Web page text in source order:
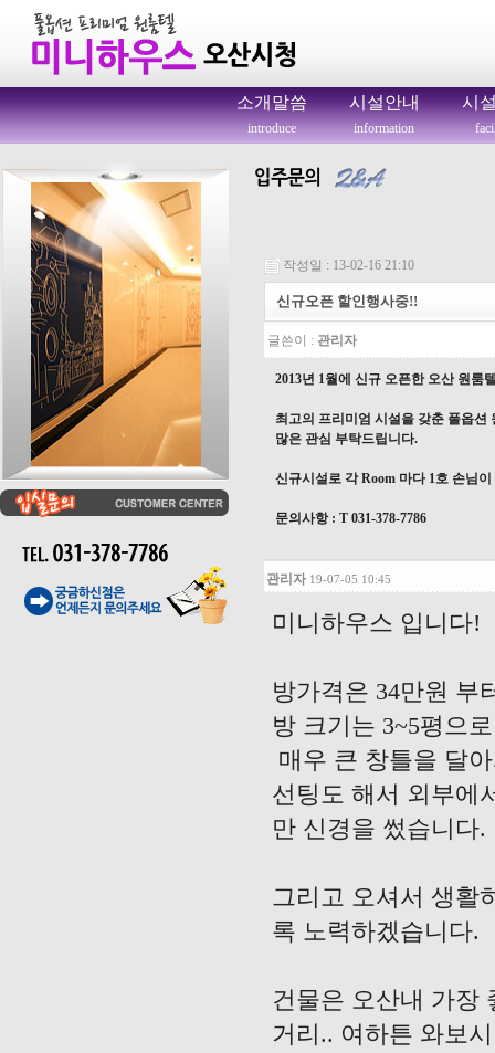
소개말씀
introduce
시설안내
information
시
작성일 : 13-02-16 21:10
신규오픈 할인행사중!!
글쓴이 : 관리자
2013년 1월에 신규 오픈한 오산 원
최고의 프리미엄 시설을 갖춘 풀옵션
많은 관심 부탁드립니다.
신규시설로 각 Room 마다 1호 손님
문의사항 : T 031-378-7786
관리자 19-07-05 10:45
미니하우스 입니다!
방가격은 34만원 부
방 크기는 3~5평으
매우 큰 창틀을 달
선팅도 해서 외부에
만 신경을 썼습니다.
그리고 오셔서 생활
록 노력하겠습니다.
건물은 오산내 가장
거리.. 여하튼 와보